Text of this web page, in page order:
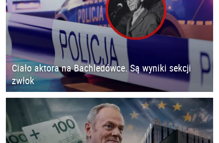
Ciało aktora na Bachledówce. Są wyniki sekcji
zwłok